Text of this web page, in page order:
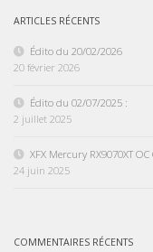
ARTICLES RÉCENTS
Édito du 20/02/2026
20 février 2026
Édito du 02/07/2025 :
2 juillet 2025
XFX Mercury RX9070XT
24 juin 2025
COMMENTAIRES RÉCENTS